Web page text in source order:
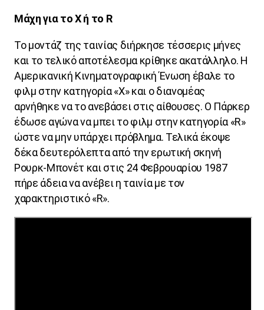
Μάχη για το Χ ή το R
Το μοντάζ της ταινίας διήρκησε τέσσερις μήνες
και το τελικό αποτέλεσμα κρίθηκε ακατάλληλο. Η
Αμερικανική Κινηματογραφική Ένωση έβαλε το
φιλμ στην κατηγορία «Χ» και ο διανομέας
αρνήθηκε να το ανεβάσει στις αίθουσες. Ο Πάρκερ
έδωσε αγώνα να μπει το φιλμ στην κατηγορία «R»
ώστε να μην υπάρχει πρόβλημα. Τελικά έκοψε
δέκα δευτερόλεπτα από την ερωτική σκηνή
Ρουρκ-Μπονέτ και στις 24 Φεβρουαρίου 1987
πήρε άδεια να ανέβει η ταινία με τον
χαρακτηριστικό «R».